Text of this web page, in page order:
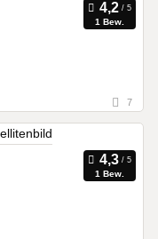
1 Bew.
7
1 Bew.